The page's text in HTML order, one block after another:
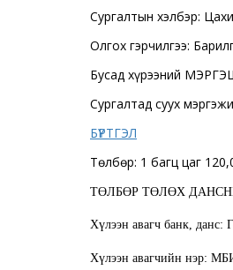
Сургалтын хэлбэр:
Олгох гэрчилгээ:
Бусад хүрээний
Сургалтад суух
БҮРТГЭЛ
Төлбөр: 1 багц цаг
ТӨЛБӨР ТӨЛӨХ
Хүлээн авагч банк, данс:
Хүлээн авагчийн нэр: